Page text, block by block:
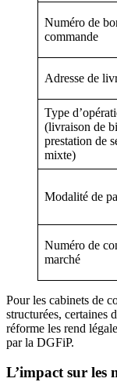
Numéro de
commande
Adresse de
Type
(livraison de
prestation de
mixte)
Modalité de
Numéro de
marché
Pour les cabinets de
structurées, certaines
réforme les rend
par la DGFiP.
L’impact sur les